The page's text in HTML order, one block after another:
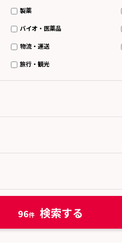
製薬
バイオ・医薬品
物流・運送
旅行・観光
96 検索する